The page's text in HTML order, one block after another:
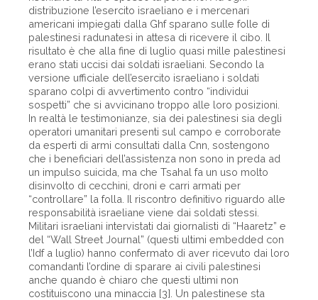
distribuzione l’esercito israeliano e i mercenari
americani impiegati dalla Ghf sparano sulle folle di
palestinesi radunatesi in attesa di ricevere il cibo. Il
risultato è che alla fine di luglio quasi mille palestinesi
erano stati uccisi dai soldati israeliani. Secondo la
versione ufficiale dell’esercito israeliano i soldati
sparano colpi di avvertimento contro “individui
sospetti” che si avvicinano troppo alle loro posizioni.
In realtà le testimonianze, sia dei palestinesi sia degli
operatori umanitari presenti sul campo e corroborate
da esperti di armi consultati dalla Cnn, sostengono
che i beneficiari dell’assistenza non sono in preda ad
un impulso suicida, ma che Tsahal fa un uso molto
disinvolto di cecchini, droni e carri armati per
“controllare” la folla. Il riscontro definitivo riguardo alle
responsabilità israeliane viene dai soldati stessi.
Militari israeliani intervistati dai giornalisti di “Haaretz” e
del “Wall Street Journal” (questi ultimi embedded con
l’Idf a luglio) hanno confermato di aver ricevuto dai loro
comandanti l’ordine di sparare ai civili palestinesi
anche quando è chiaro che questi ultimi non
costituiscono una minaccia [3]. Un palestinese sta